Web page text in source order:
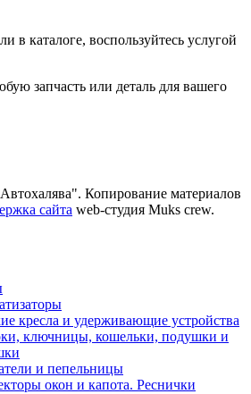
в каталоге, воспользуйтесь услугой
запчасть или деталь для вашего
Копирование материалов
сайта web-студия Muks crew.
кресла и удерживающие устройства
ключницы, кошельки, подушки и
и пепельницы
окон и капота. Реснички